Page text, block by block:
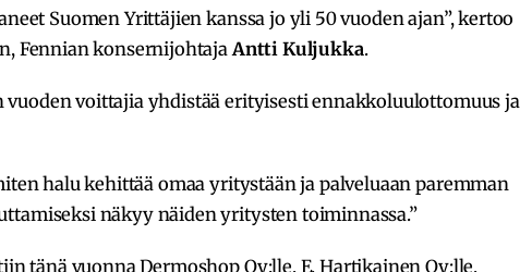
Suomen Yrittäjien kanssa jo yli 50 vuoden ajan”, kertoo
Fennian konsernijohtaja Antti Kuljukka.
voittajia yhdistää erityisesti ennakkoluulottomuus ja
halu kehittää omaa yritystään ja palveluaan paremman
näkyy näiden yritysten toiminnassa.”
tänä vuonna Dermoshop Oy:lle, E. Hartikainen Oy:lle,